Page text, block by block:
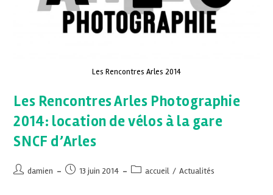
Les Rencontres Arles 2014
Les Rencontres Arles Photographie
2014: location de vélos à la gare
SNCF d’Arles
damien 13 juin 2014 accueil / Actualités